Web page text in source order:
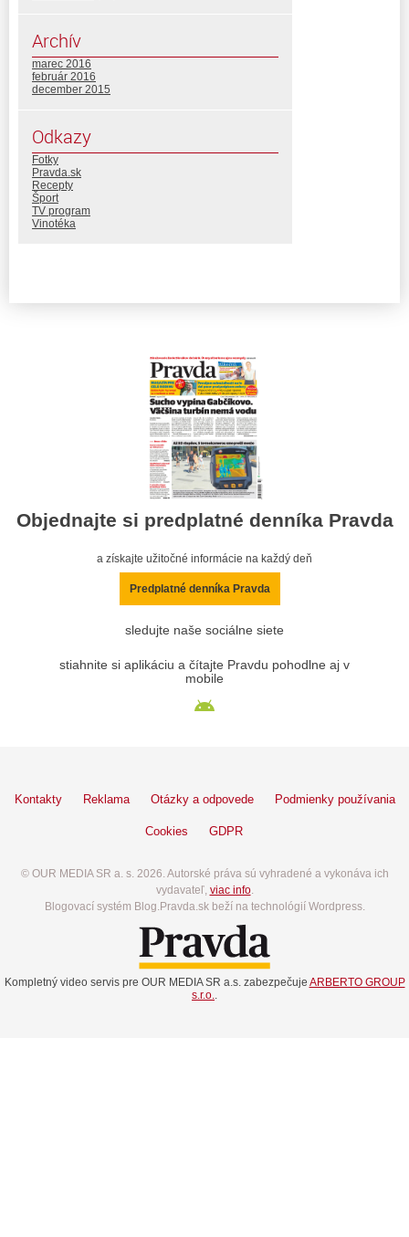
Archív
marec 2016
február 2016
december 2015
Odkazy
Fotky
Pravda.sk
Recepty
Šport
TV program
Vinotéka
Objednajte si predplatné denníka Pravda
a získajte užitočné informácie na každý deň
Predplatné denníka Pravda
sledujte naše sociálne siete
stiahnite si aplikáciu a čítajte Pravdu pohodlne aj v
mobile
Kontakty Reklama Otázky a odpovede Podmienky používania
Cookies GDPR
© OUR MEDIA SR a. s. 2026. Autorské práva sú vyhradené a vykonáva ich
vydavateľ, viac info.
Blogovací systém Blog.Pravda.sk beží na technológií Wordpress.
Kompletný video servis pre OUR MEDIA SR a.s. zabezpečuje ARBERTO GROUP
s.r.o..